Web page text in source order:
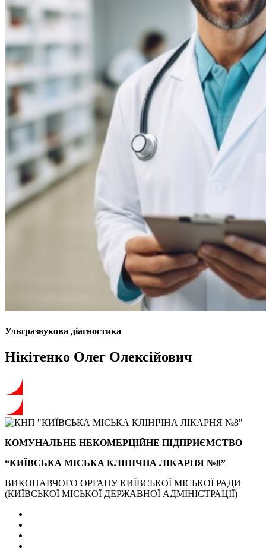
Ультразвукова діагностика
Нікітенко Олег Олексійович
КОМУНАЛЬНЕ НЕКОМЕРЦІЙНЕ ПІДПРИЄМСТВО
“КИЇВСЬКА МІСЬКА КЛІНІЧНА ЛІКАРНЯ №8”
ВИКОНАВЧОГО ОРГАНУ КИЇВСЬКОЇ МІСЬКОЇ РАДИ
(КИЇВСЬКОЇ МІСЬКОЇ ДЕРЖАВНОЇ АДМІНІСТРАЦІЇ)